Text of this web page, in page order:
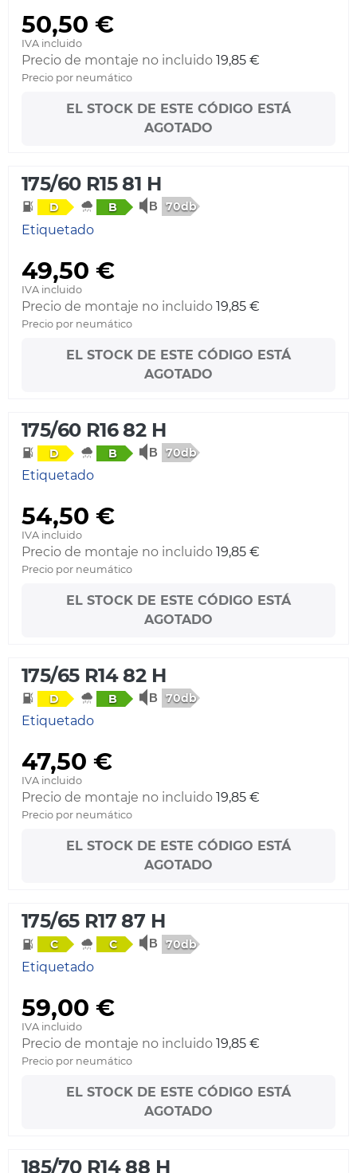
50,50 €
IVA incluido
Precio de montaje no incluido 19,85 €
Precio por neumático
EL STOCK DE ESTE CÓDIGO ESTÁ
AGOTADO
175/60 R15 81 H
D B 70db
Etiquetado
49,50 €
IVA incluido
Precio de montaje no incluido 19,85 €
Precio por neumático
EL STOCK DE ESTE CÓDIGO ESTÁ
AGOTADO
175/60 R16 82 H
D B 70db
Etiquetado
54,50 €
IVA incluido
Precio de montaje no incluido 19,85 €
Precio por neumático
EL STOCK DE ESTE CÓDIGO ESTÁ
AGOTADO
175/65 R14 82 H
D B 70db
Etiquetado
47,50 €
IVA incluido
Precio de montaje no incluido 19,85 €
Precio por neumático
EL STOCK DE ESTE CÓDIGO ESTÁ
AGOTADO
175/65 R17 87 H
C C 70db
Etiquetado
59,00 €
IVA incluido
Precio de montaje no incluido 19,85 €
Precio por neumático
EL STOCK DE ESTE CÓDIGO ESTÁ
AGOTADO
185/70 R14 88 H